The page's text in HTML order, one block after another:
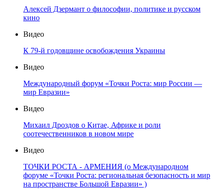
Алексей Дзермант о философии, политике и русском
кино
Видео
К 79-й годовщине освобождения Украины
Видео
Международный форум «Точки Роста: мир России —
мир Евразии»
Видео
Михаил Дроздов о Китае, Африке и роли
соотечественников в новом мире
Видео
ТОЧКИ РОСТА - АРМЕНИЯ (о Международном
форуме «Точки Роста: региональная безопасность и мир
на пространстве Большой Евразии» )